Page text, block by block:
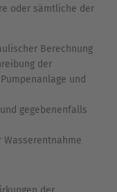
oder sämtliche der
Berechnung
der
und
gegebenenfalls
Wasserentnahme